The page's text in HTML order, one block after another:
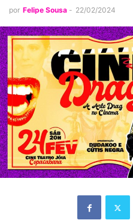
por Felipe Sousa - 22/02/2024